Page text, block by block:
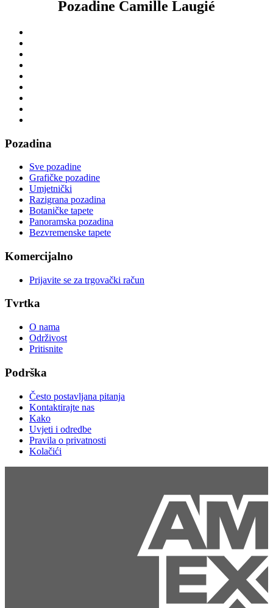
Pozadine Camille Laugié
Pozadina
Sve pozadine
Grafičke pozadine
Umjetnički
Razigrana pozadina
Botaničke tapete
Panoramska pozadina
Bezvremenske tapete
Komercijalno
Prijavite se za trgovački račun
Tvrtka
O nama
Održivost
Pritisnite
Podrška
Često postavljana pitanja
Kontaktirajte nas
Kako
Uvjeti i odredbe
Pravila o privatnosti
Kolačići